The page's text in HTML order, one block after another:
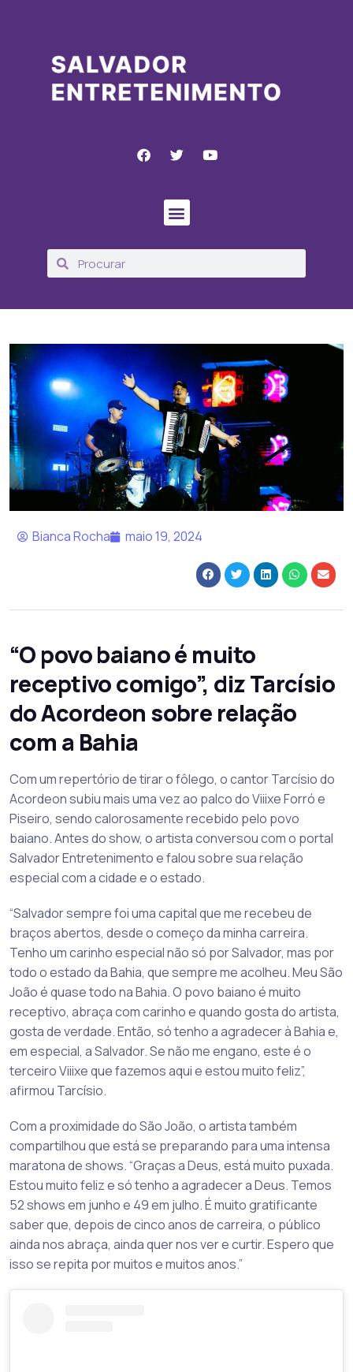
Bianca Rocha maio 19, 2024
“O povo baiano é muito
receptivo comigo”, diz Tarcísio
do Acordeon sobre relação
com a Bahia
Com um repertório de tirar o fôlego, o cantor Tarcísio do
Acordeon subiu mais uma vez ao palco do Viiixe Forró e
Piseiro, sendo calorosamente recebido pelo povo
baiano. Antes do show, o artista conversou com o portal
Salvador Entretenimento e falou sobre sua relação
especial com a cidade e o estado.
“Salvador sempre foi uma capital que me recebeu de
braços abertos, desde o começo da minha carreira.
Tenho um carinho especial não só por Salvador, mas por
todo o estado da Bahia, que sempre me acolheu. Meu São
João é quase todo na Bahia. O povo baiano é muito
receptivo, abraça com carinho e quando gosta do artista,
gosta de verdade. Então, só tenho a agradecer à Bahia e,
em especial, a Salvador. Se não me engano, este é o
terceiro Viiixe que fazemos aqui e estou muito feliz”,
afirmou Tarcísio.
Com a proximidade do São João, o artista também
compartilhou que está se preparando para uma intensa
maratona de shows. “Graças a Deus, está muito puxada.
Estou muito feliz e só tenho a agradecer a Deus. Temos
52 shows em junho e 49 em julho. É muito gratificante
saber que, depois de cinco anos de carreira, o público
ainda nos abraça, ainda quer nos ver e curtir. Espero que
isso se repita por muitos e muitos anos.”